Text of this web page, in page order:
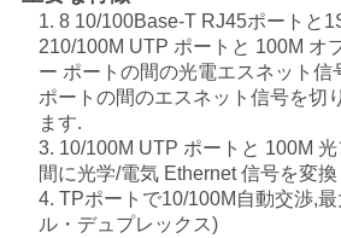
1. 8 10/100Base-T RJ45ポートと
210/100M UTP ポートと 100M オ
ー ポートの間の光電エスネット信
ポートの間のエスネット信号を切
ます.
3. 10/100M UTP ポートと 100M
間に光学/電気 Ethernet 信号を変換
4. TPポートで10/100M自動交渉,
ル・デュプレックス)